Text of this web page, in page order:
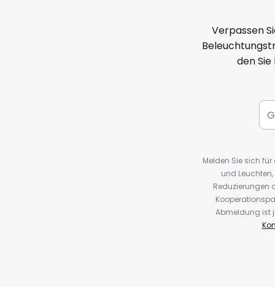
Verpassen
den
Melden Sie sich
und
Reduzierungen
Abmeldung ist